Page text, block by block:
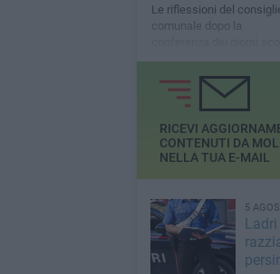
Le riflessioni del
comunale dopo la
RICEVI
CONTENUTI DA
NELLA TUA E-MAIL
5